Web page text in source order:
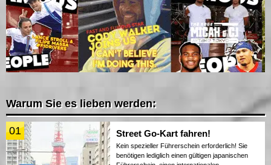
Warum Sie es lieben werden:
01 Street Go-Kart fahren!
Kein spezieller Führerschein erforderlich! Sie
benötigen lediglich einen gültigen japanischen